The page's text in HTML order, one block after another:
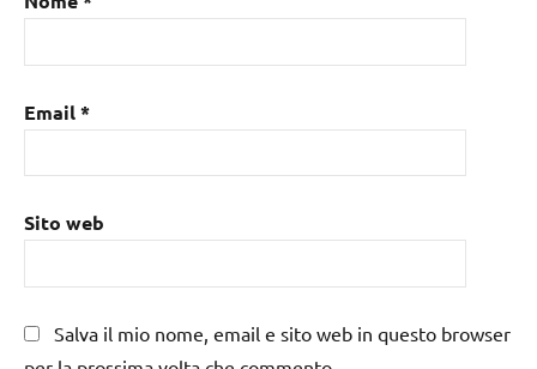
Email*
Sito web
Salva il mio nome, email e sito web in questo browser